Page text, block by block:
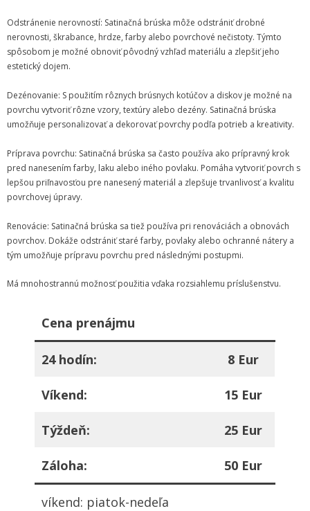
Odstránenie nerovností: Satinačná brúska môže odstrániť drobné
nerovnosti, škrabance, hrdze, farby alebo povrchové nečistoty. Týmto
spôsobom je možné obnoviť pôvodný vzhľad materiálu a zlepšiť jeho
estetický dojem.
Dezénovanie: S použitím rôznych brúsnych kotúčov a diskov je možné na
povrchu vytvoriť rôzne vzory, textúry alebo dezény. Satinačná brúska
umožňuje personalizovať a dekorovať povrchy podľa potrieb a kreativity.
Príprava povrchu: Satinačná brúska sa často používa ako prípravný krok
pred nanesením farby, laku alebo iného povlaku. Pomáha vytvoriť povrch s
lepšou priľnavosťou pre nanesený materiál a zlepšuje trvanlivosť a kvalitu
povrchovej úpravy.
Renovácie: Satinačná brúska sa tiež používa pri renováciách a obnovách
povrchov. Dokáže odstrániť staré farby, povlaky alebo ochranné nátery a
tým umožňuje prípravu povrchu pred následnými postupmi.
Má mnohostrannú možnosť použitia vďaka rozsiahlemu príslušenstvu.
Cena prenájmu
24 hodín: 8 Eur
Víkend: 15 Eur
Týždeň: 25 Eur
Záloha: 50 Eur
víkend: piatok-nedeľa